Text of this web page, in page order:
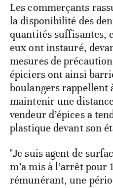
Les commerçants
la disponibilité des
quantités suffisantes,
eux ont instauré,
mesures de
épiciers ont ainsi
boulangers rappellent
maintenir une
vendeur d’épices a
plastique devant son
"Je suis agent de
m’a mis à l’arrêt pour
rémunérant, une